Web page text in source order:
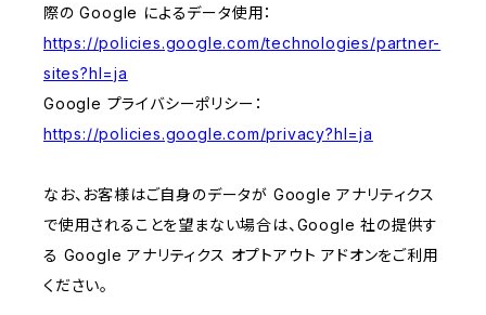
際の Google によるデータ使用：
https://policies.google.com/technologies/partner-
sites?hl=ja
Google プライバシーポリシー：
https://policies.google.com/privacy?hl=ja
なお、お客様はご自身のデータが Google アナリティクス
で使用されることを望まない場合は、Google 社の提供す
る Google アナリティクス オプトアウト アドオンをご利用
ください。